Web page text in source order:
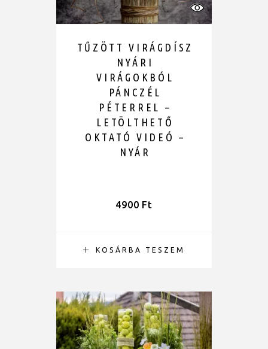
KOSÁRBA TESZEM
TŰZÖTT VIRÁGDÍSZ
NYÁRI
VIRÁGOKBÓL
PÁNCZÉL
PÉTERREL –
LETÖLTHETŐ
OKTATÓ VIDEÓ –
NYÁR
4900 Ft